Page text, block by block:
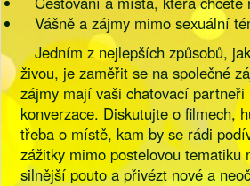
Vášně a zájmy mimo sexuální
Jedním z nejlepších způsobů,
živou, je zaměřit se na společné
zájmy mají vaši chatovací
konverzace. Diskutujte o filmech,
třeba o místě, kam by se rádi
zážitky mimo postelovou tematiku
silnější pouto a přivézt nové a